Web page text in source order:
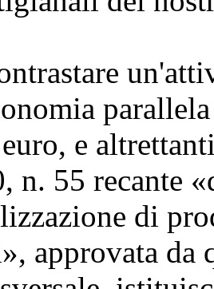
e
n. 55 recante
di
approvata da